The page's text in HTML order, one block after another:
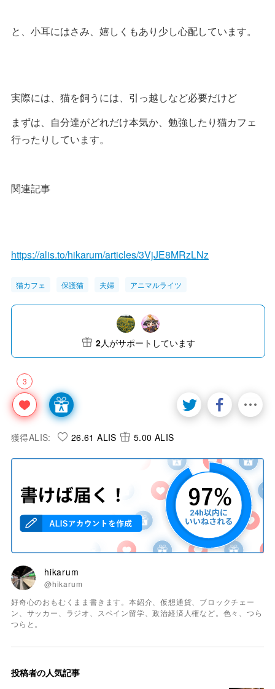
と、小耳にはさみ、嬉しくもあり少し心配しています。
実際には、猫を飼うには、引っ越しなど必要だけど
まずは、自分達がどれだけ本気か、勉強したり猫カフェ
行ったりしています。
関連記事
https://alis.to/hikarum/articles/3VjJE8MRzLNz
猫カフェ 保護猫 夫婦 アニマルライツ
3
2人がサポートしています
獲得ALIS: 26.61 ALIS 5.00 ALIS
hikarum
@hikarum
好奇心のおもむくまま書きます。本紹介、仮想通貨、ブロックチェー
ン、サッカー、ラジオ、スペイン留学、政治経済人権など。色々、つら
つらと。
投稿者の人気記事